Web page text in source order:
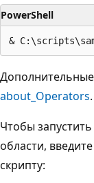
PowerShell
about_Operators.
Чтобы
области,
скрипту: